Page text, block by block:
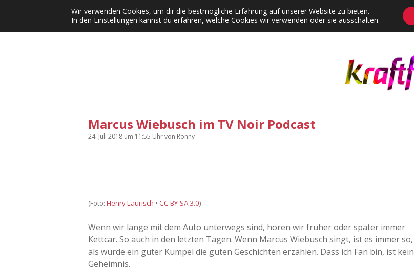
Kategorien Dropdown-Menü öffnen
KFMW-Disco Dates Instagrams Contact Adventskalender Dropdown-Menü öffnen
Marcus Wiebusch im TV Noir Podcast
24. Juli 2018 um 11:55 Uhrvon Ronny
(Foto: Henry Laurisch • CC BY-SA 3.0)
Wenn wir lange mit dem Auto unterwegs sind, hören wir früher oder später immer
Kettcar. So auch in den letzten Tagen. Wenn Marcus Wiebusch singt, ist es immer so,
als würde ein guter Kumpel die guten Geschichten erzählen. Dass ich Fan bin, ist kein
Geheimnis.
Wir verwenden Cookies, um dir die bestmögliche Erfahrung auf unserer Website zu bieten.
In den Einstellungen kannst du erfahren, welche Cookies wir verwenden oder sie ausschalten.